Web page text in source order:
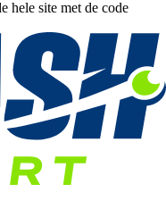
hele site met de code